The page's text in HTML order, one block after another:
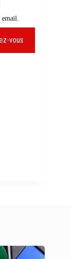
email.
vous